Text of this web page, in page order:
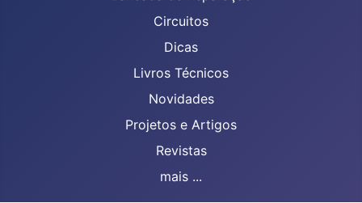
Circuitos
Dicas
Livros Técnicos
Novidades
Projetos e Artigos
Revistas
mais ...